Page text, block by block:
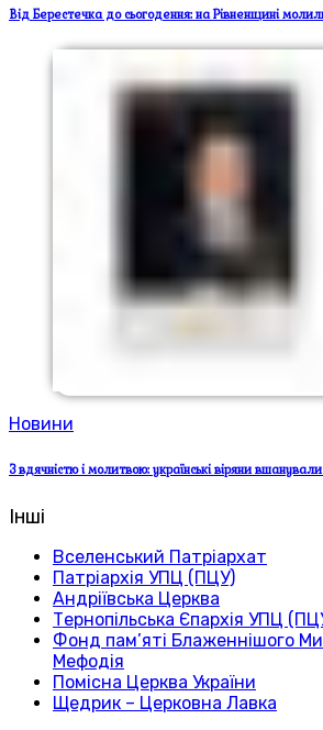
Від Берестечка до сьогодення: на Рівненщині
Новини
З вдячністю і молитвою: українські віряни
Інші
Вселенський Патріархат
Патріархія УПЦ (ПЦУ)
Андріївська Церква
Тернопільська Єпархія УПЦ
Фонд пам’яті Блаженнішого
Мефодія
Помісна Церква України
Щедрик – Церковна Лавка